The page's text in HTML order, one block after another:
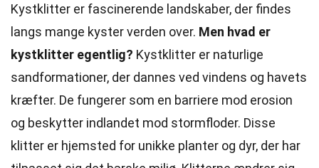
Kystklitter er fascinerende landskaber, der findes
langs mange kyster verden over. Men hvad er
kystklitter egentlig? Kystklitter er naturlige
sandformationer, der dannes ved vindens og havets
kræfter. De fungerer som en barriere mod erosion
og beskytter indlandet mod stormfloder. Disse
klitter er hjemsted for unikke planter og dyr, der har